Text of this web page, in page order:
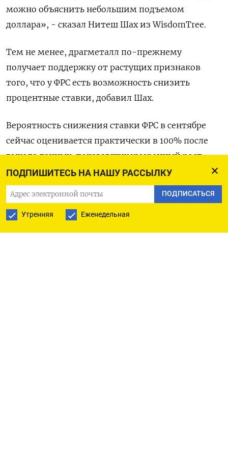
ПОДПИШИТЕСЬ НА НАШУ РАССЫЛКУ
ПОДПИСАТЬСЯ
Утренняя Еженедельная
можно объяснить небольшим подъемом
доллара», - сказал Нитеш Шах из WisdomTree.
Тем не менее, драгметалл по-прежнему
получает поддержку от растущих признаков
того, что у ФРС есть возможность снизить
процентные ставки, добавил Шах.
Вероятность снижения ставки ФРС в сентябре
сейчас оценивается практически в 100% после
выхода данных, показавших умеренный рост
инфляции в США в июле, а также комментария
министра финансов Скотта Бессента о
возможности более крупного шага вниз на 50
базисных пунктов на фоне недавней слабой
трудовой статистики.